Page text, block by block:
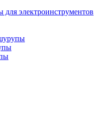
для электроинструментов